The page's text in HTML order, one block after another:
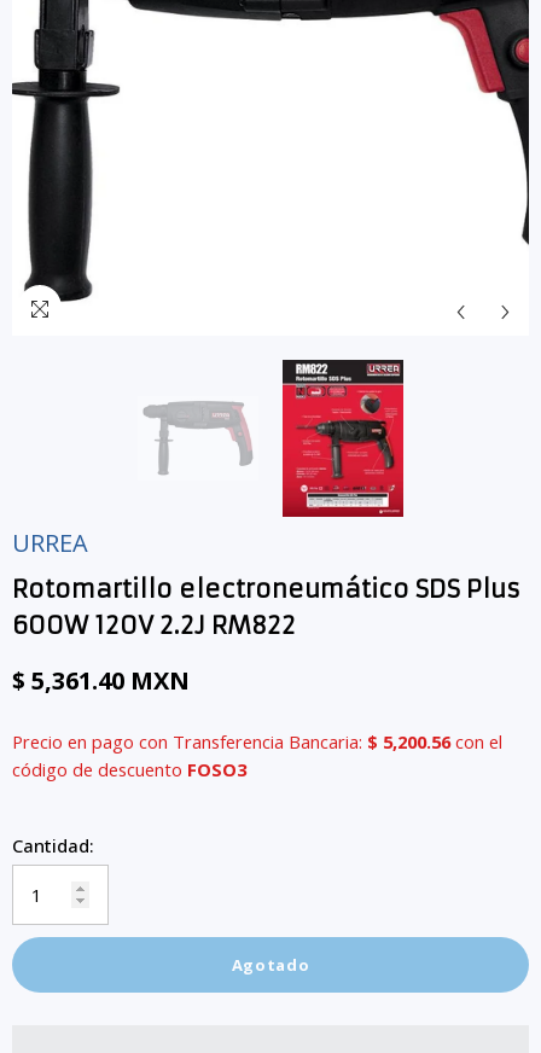
URREA
Rotomartillo electroneumático SDS Plus
600W 120V 2.2J RM822
$ 5,361.40 MXN
Precio en pago con Transferencia Bancaria: $ 5,200.56con el
código de descuento FOSO3
Cantidad:
Agotado